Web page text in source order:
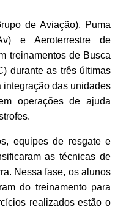
de Aviação), Puma
e Aeroterrestre de
treinamentos de Busca
durante as três últimas
integração das unidades
operações de ajuda
equipes de resgate e
as técnicas de
Nessa fase, os alunos
do treinamento para
realizados estão o